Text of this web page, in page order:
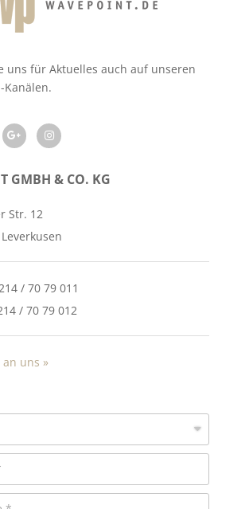
uns für Aktuelles auch auf unseren
Kanälen.
GMBH & CO. KG
Str. 12
/ 70 79 011
/ 70 79 012
an uns »